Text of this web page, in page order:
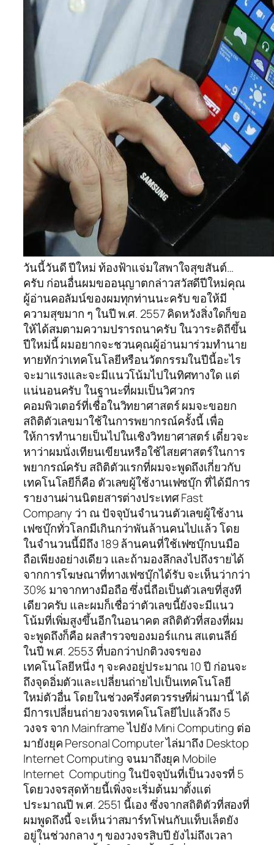
วันนี้วันดี ปีใหม่ ท้องฟ้าแจ่มใสพาใจสุขสันต์…
ครับ ก่อนอื่นผมขออนุญาตกล่าวสวัสดีปีใหม่คุณ
ผู้อ่านคอลัมน์ของผมทุกท่านนะครับ ขอให้มี
ความสุขมาก ๆ ในปี พ.ศ. 2557 คิดหวังสิ่งใดก็ขอ
ให้ได้สมตามความปรารถนาครับ ในวาระดิถีขึ้น
ปีใหม่นี้ ผมอยากจะชวนคุณผู้อ่านมาร่วมทำนาย
ทายทักว่าเทคโนโลยีหรือนวัตกรรมในปีนี้อะไร
จะมาแรงและจะมีแนวโน้มไปในทิศทางใด แต่
แน่นอนครับ ในฐานะที่ผมเป็นวิศวกร
คอมพิวเตอร์ที่เชื่อในวิทยาศาสตร์ ผมจะขอยก
สถิติตัวเลขมาใช้ในการพยากรณ์ครั้งนี้ เพื่อ
ให้การทำนายเป็นไปในเชิงวิทยาศาสตร์ เดี๋ยวจะ
หาว่าผมนั่งเทียนเขียนหรือใช้ไสยศาสตร์ในการ
พยากรณ์ครับ สถิติตัวแรกที่ผมจะพูดถึงเกี่ยวกับ
เทคโนโลยีก็คือ ตัวเลขผู้ใช้งานเฟซบุ๊ก ที่ได้มีการ
รายงานผ่านนิตยสารต่างประเทศ Fast
Company ว่า ณ ปัจจุบันจำนวนตัวเลขผู้ใช้งาน
เฟซบุ๊กทั่วโลกมีเกินกว่าพันล้านคนไปแล้ว โดย
ในจำนวนนี้มีถึง 189 ล้านคนที่ใช้เฟซบุ๊กบนมือ
ถือเพียงอย่างเดียว และถ้ามองลึกลงไปถึงรายได้
จากการโฆษณาที่ทางเฟซบุ๊กได้รับ จะเห็นว่ากว่า
30% มาจากทางมือถือ ซึ่งนี่ถือเป็นตัวเลขที่สูงที
เดียวครับ และผมก็เชื่อว่าตัวเลขนี้ยังจะมีแนว
โน้มที่เพิ่มสูงขึ้นอีกในอนาคต สถิติตัวที่สองที่ผม
จะพูดถึงก็คือ ผลสำรวจของมอร์แกน สแตนลีย์
ในปี พ.ศ. 2553 ที่บอกว่าปกติวงจรของ
เทคโนโลยีหนึ่ง ๆ จะคงอยู่ประมาณ 10 ปี ก่อนจะ
ถึงจุดอิ่มตัวและเปลี่ยนถ่ายไปเป็นเทคโนโลยี
ใหม่ตัวอื่น โดยในช่วงครึ่งศตวรรษที่ผ่านมานี้ ได้
มีการเปลี่ยนถ่ายวงจรเทคโนโลยีไปแล้วถึง 5
วงจร จาก Mainframe ไปยัง Mini Computing ต่อ
มายังยุค Personal Computer ไล่มาถึง Desktop
Internet Computing จนมาถึงยุค Mobile
Internet Computing ในปัจจุบันที่เป็นวงจรที่ 5
โดยวงจรสุดท้ายนี้เพิ่งจะเริ่มต้นมาตั้งแต่
ประมาณปี พ.ศ. 2551 นี้เอง ซึ่งจากสถิติตัวที่สองที่
ผมพูดถึงนี้ จะเห็นว่าสมาร์ทโฟนกับแท็บเล็ตยัง
อยู่ในช่วงกลาง ๆ ของวงจรสิบปี ยังไม่ถึงเวลา